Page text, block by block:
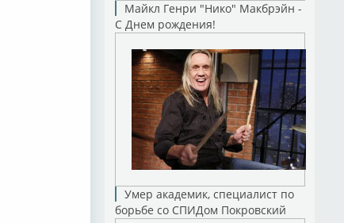
Майкл Генри "Нико" Макбрэйн -
С Днем рождения!
Умер академик, специалист по
борьбе со СПИДом Покровский